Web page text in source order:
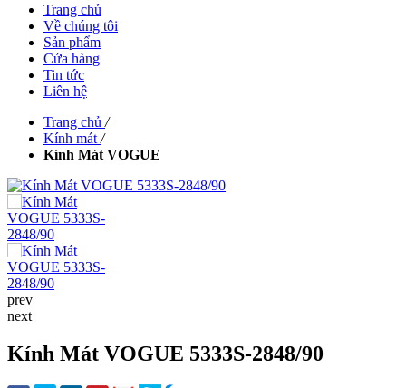
Trang chủ
Về chúng tôi
Sản phẩm
Cửa hàng
Tin tức
Liên hệ
Trang chủ /
Kính mát /
Kính Mát VOGUE
prev
next
Kính Mát VOGUE 5333S-2848/90